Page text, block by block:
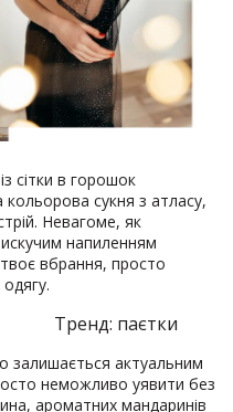
сітки в горошок
сукня з атласу,
Невагоме, як
напиленням
вбрання, просто
Тренд: паєтки
залишається актуальним
неможливо уявити без
ароматних мандаринів